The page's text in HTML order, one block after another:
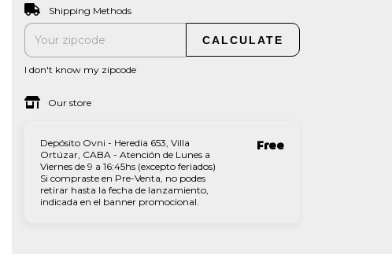
Shipping for zipcode:
Shipping Methods
CALCULATE
I don't know my zipcode
Our store
Depósito Ovni - Heredia 653, Villa
Ortúzar, CABA - Atención de Lunes a
Viernes de 9 a 16:45hs (excepto feriados)
Si compraste en Pre-Venta, no podes
retirar hasta la fecha de lanzamiento,
indicada en el banner promocional.
Free